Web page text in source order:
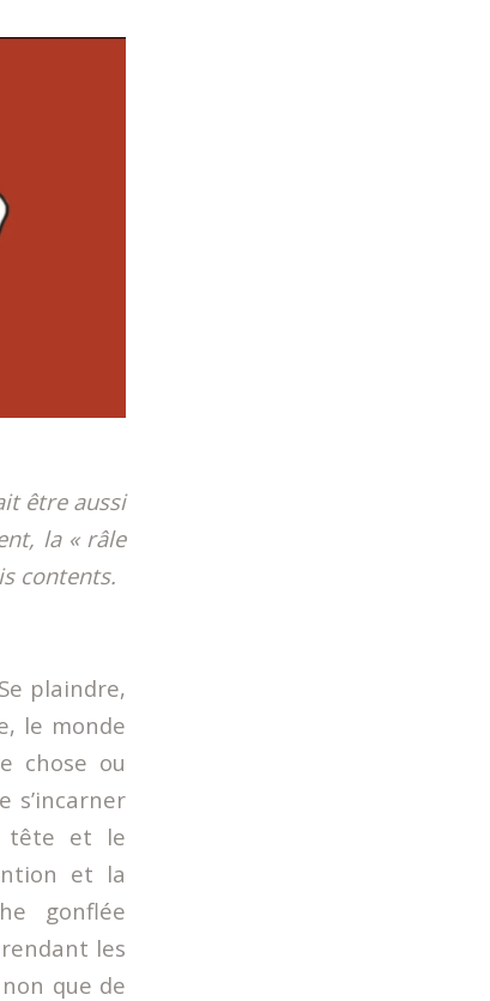
être aussi
la « râle
contents.
plaindre,
le monde
chose ou
s’incarner
tête et le
et la
gonflée
les
que de